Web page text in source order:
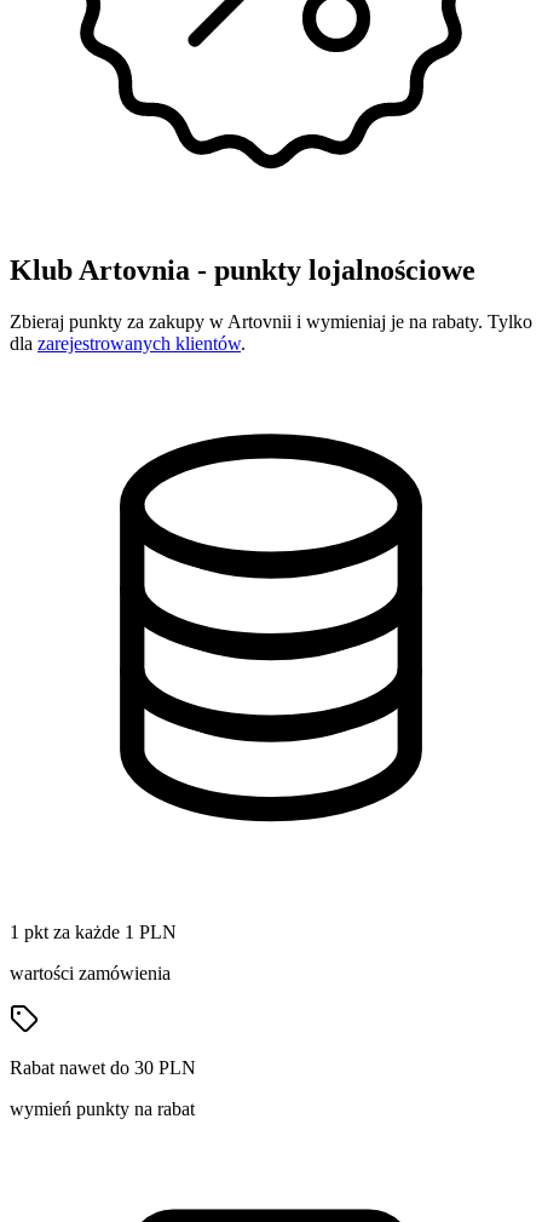
Klub Artovnia - punkty lojalnościowe
Zbieraj punkty za zakupy w Artovnii i wymieniaj je na rabaty. Tylko
dla zarejestrowanych klientów.
1 pkt za każde 1 PLN
wartości zamówienia
Rabat nawet do 30 PLN
wymień punkty na rabat